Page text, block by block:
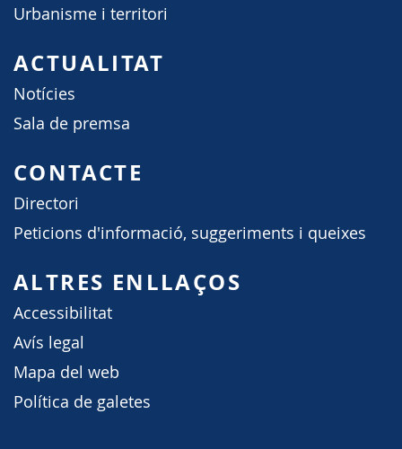
Urbanisme i territori
ACTUALITAT
Notícies
Sala de premsa
CONTACTE
Directori
Peticions d'informació, suggeriments i queixes
ALTRES ENLLAÇOS
Accessibilitat
Avís legal
Mapa del web
Política de galetes